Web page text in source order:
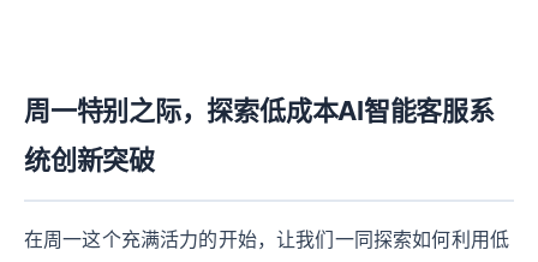
周一特别之际，探索低成本AI智能客服系
统创新突破
在周一这个充满活力的开始，让我们一同探索如何利用低